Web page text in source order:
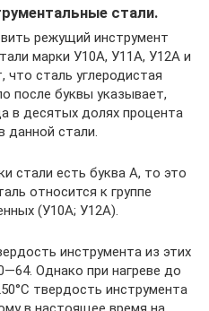
стали.
режущий инструмент
марки У10А, У11А, У12А и
что сталь углеродистая
после буквы указывает,
в десятых долях процента
данной стали.
стали есть буква А, то это
относится к группе
(У10А; У12А).
инструмента из этих
Однако при нагреве до
твердость инструмента